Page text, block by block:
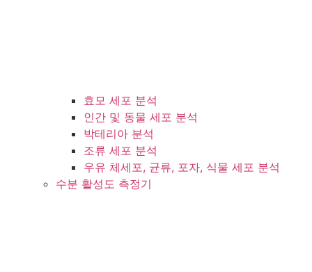
효모 세포 분석
인간 및 동물 세포 분석
박테리아 분석
조류 세포 분석
우유 체세포, 균류, 포자, 식물 세포 분석
수분 활성도 측정기